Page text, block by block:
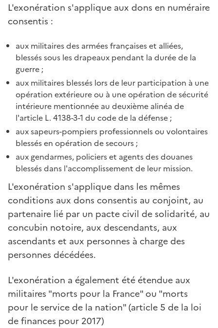
L'exonération s'applique aux dons en numéraire
consentis :
aux militaires des armées françaises et alliées,
blessés sous les drapeaux pendant la durée de la
guerre ;
aux militaires blessés lors de leur participation à une
opération extérieure ou à une opération de sécurité
intérieure mentionnée au deuxième alinéa de
l'article L. 4138-3-1 du code de la défense ;
aux sapeurs-pompiers professionnels ou volontaires
blessés en opération de secours ;
aux gendarmes, policiers et agents des douanes
blessés dans l'accomplissement de leur mission.
L'exonération s'applique dans les mêmes
conditions aux dons consentis au conjoint, au
partenaire lié par un pacte civil de solidarité, au
concubin notoire, aux descendants, aux
ascendants et aux personnes à charge des
personnes décédées.
L'exonération a également été étendue aux
militaires "morts pour la France" ou "morts
pour le service de la nation" (article 5 de la loi
de finances pour 2017)